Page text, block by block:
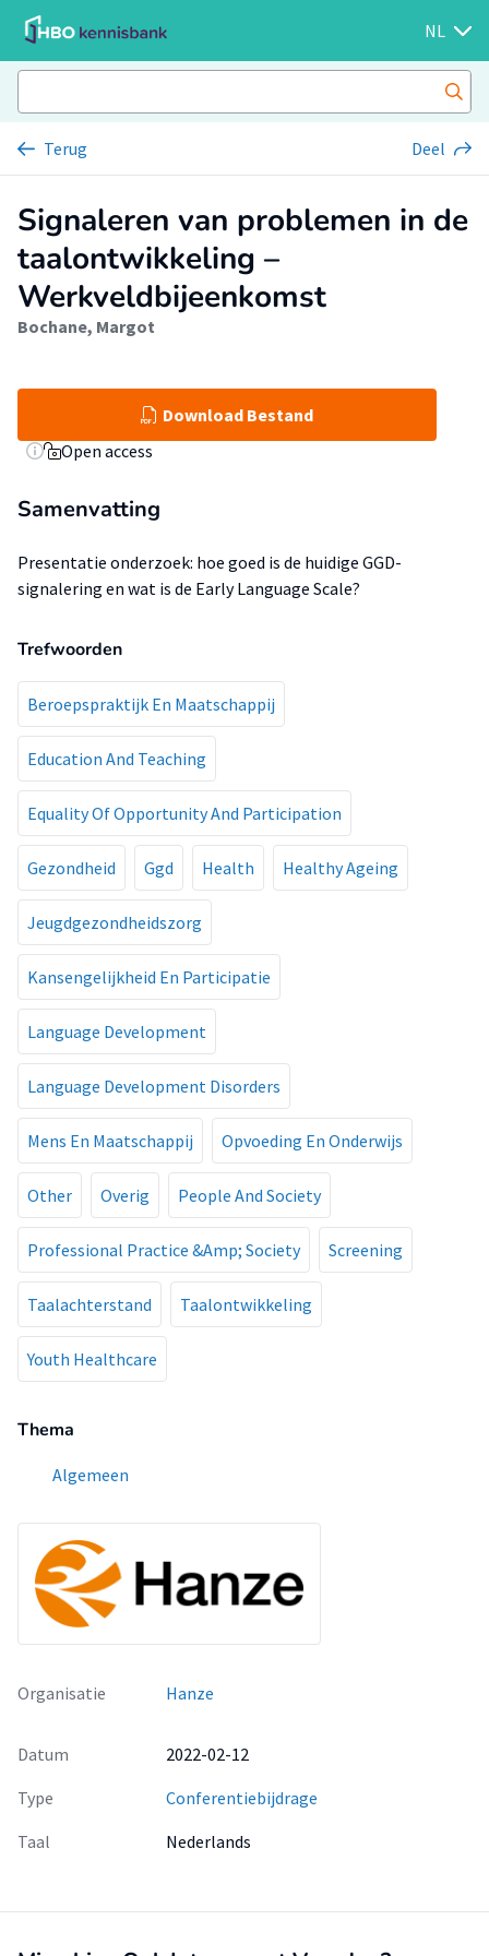
NL
Terug Deel
Signaleren van problemen in de
taalontwikkeling –
Werkveldbijeenkomst
Bochane, Margot
Download Bestand
Open access
Samenvatting
Presentatie onderzoek: hoe goed is de huidige GGD-
signalering en wat is de Early Language Scale?
Trefwoorden
Beroepspraktijk En Maatschappij
Education And Teaching
Equality Of Opportunity And Participation
Gezondheid Ggd Health Healthy Ageing
Jeugdgezondheidszorg
Kansengelijkheid En Participatie
Language Development
Language Development Disorders
Mens En Maatschappij Opvoeding En Onderwijs
Other Overig People And Society
Professional Practice &Amp; Society Screening
Taalachterstand Taalontwikkeling
Youth Healthcare
Thema
Algemeen
Organisatie Hanze
Datum
2022-02-12
Type
Conferentiebijdrage
Taal
Nederlands